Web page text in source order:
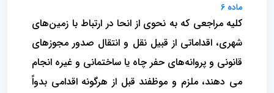
ماده 6
کلیه مراجعی که به نحوی از انحا در ارتباط با زمین‌های
شهری، اقداماتی از قبیل نقل و انتقال صدور مجوزهای
قانونی و پروانه‌های حفر چاه یا ساختمانی و غیره انجام
می دهند، ملزم و موظفند قبل از هرگونه اقدامی بدواً